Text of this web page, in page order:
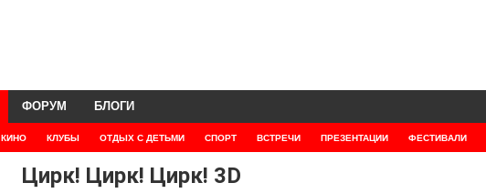
КИНО КЛУБЫ ОТДЫХ С ДЕТЬМИ СПОРТ ВСТРЕЧИ ПРЕЗЕНТАЦИИ ФЕСТИВАЛИ
ФОРУМ БЛОГИ
Цирк! Цирк! Цирк! 3D